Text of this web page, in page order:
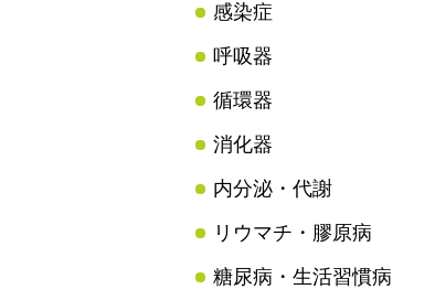
感染症
呼吸器
循環器
消化器
内分泌・代謝
リウマチ・膠原病
糖尿病・生活習慣病